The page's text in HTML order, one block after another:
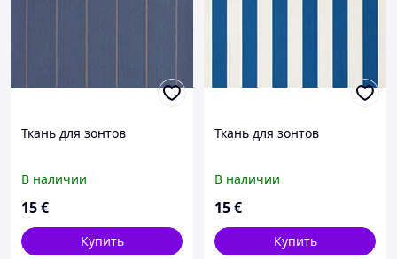
Ткань для зонтов
В наличии
15€
Купить
Ткань для зонтов
В наличии
15€
Купить